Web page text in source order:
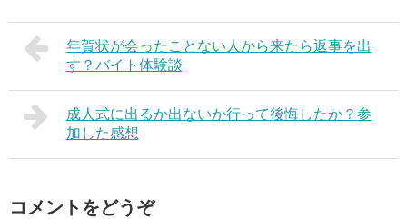
年賀状が会ったことない人から来たら返事を出
す？バイト体験談
成人式に出るか出ないか行って後悔したか？参
加した感想
コメントをどうぞ